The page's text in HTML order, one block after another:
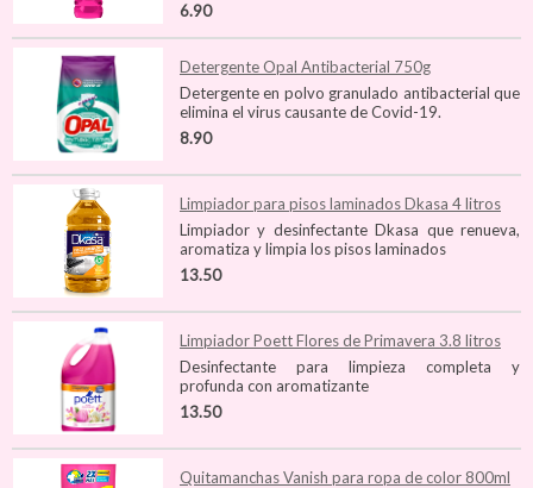
6.90
Detergente Opal Antibacterial 750g
Detergente en polvo granulado antibacterial que
elimina el virus causante de Covid-19.
8.90
Limpiador para pisos laminados Dkasa 4 litros
Limpiador y desinfectante Dkasa que renueva,
aromatiza y limpia los pisos laminados
13.50
Limpiador Poett Flores de Primavera 3.8 litros
Desinfectante para limpieza completa y
profunda con aromatizante
13.50
Quitamanchas Vanish para ropa de color 800ml